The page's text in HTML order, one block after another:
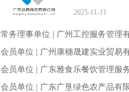
2025-11-11
常务理事单位 | 广州工控服务管理
会员单位 | 广州康穗晟建实业贸易
会员单位 | 广东雅食乐餐饮管理服
会员单位 | 广东广垦绿色农产品有